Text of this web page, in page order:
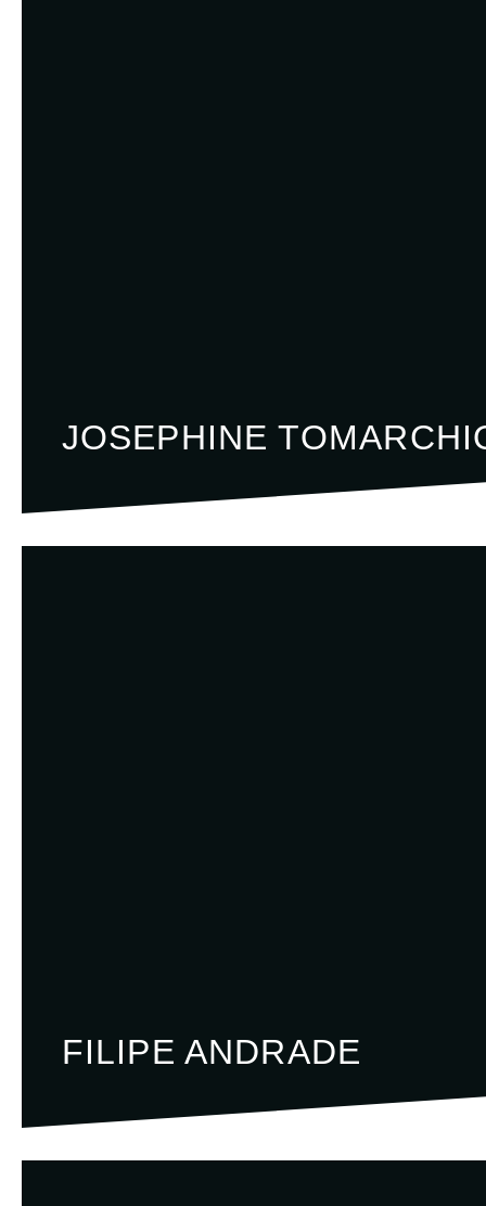
JOSEPHINE
FILIPE ANDRADE